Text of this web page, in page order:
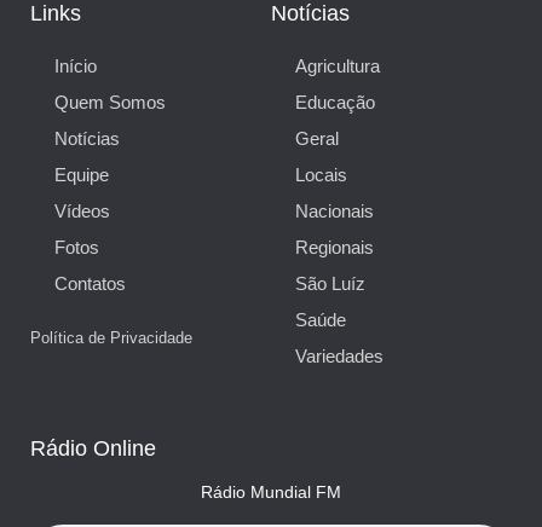
Links
Início
Quem Somos
Notícias
Equipe
Vídeos
Fotos
Contatos
Política de Privacidade
Notícias
Agricultura
Educação
Geral
Locais
Nacionais
Regionais
São Luíz
Saúde
Variedades
Rádio Online
Rádio Mundial FM